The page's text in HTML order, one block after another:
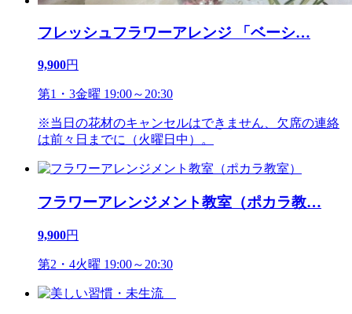
フレッシュフラワーアレンジ 「ベーシ…
9,900円
第1・3金曜 19:00～20:30
※当日の花材のキャンセルはできません、欠席の連絡
は前々日までに（火曜日中）。
フラワーアレンジメント教室（ポカラ教…
9,900円
第2・4火曜 19:00～20:30